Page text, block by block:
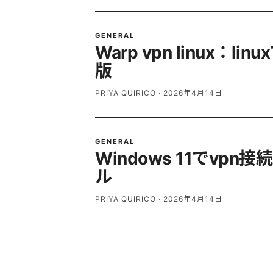
GENERAL
Warp vpn linux：
版
PRIYA QUIRICO · 2026年4月14日
GENERAL
Windows 11でvpn接
ル
PRIYA QUIRICO · 2026年4月14日